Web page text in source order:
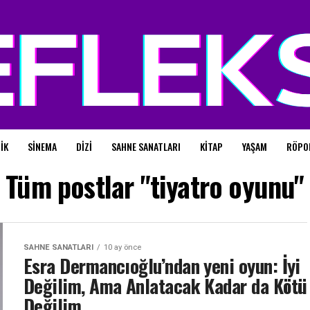
SINEMA DIZI SAHNE SANATLARI KITAP YAŞAM
Tüm postlar "tiyatro oyunu"
SAHNE SANATLARI 10 ay önce
Esra Dermancıoğlu’ndan yeni oyun: İyi
Değilim, Ama Anlatacak Kadar da Kötü